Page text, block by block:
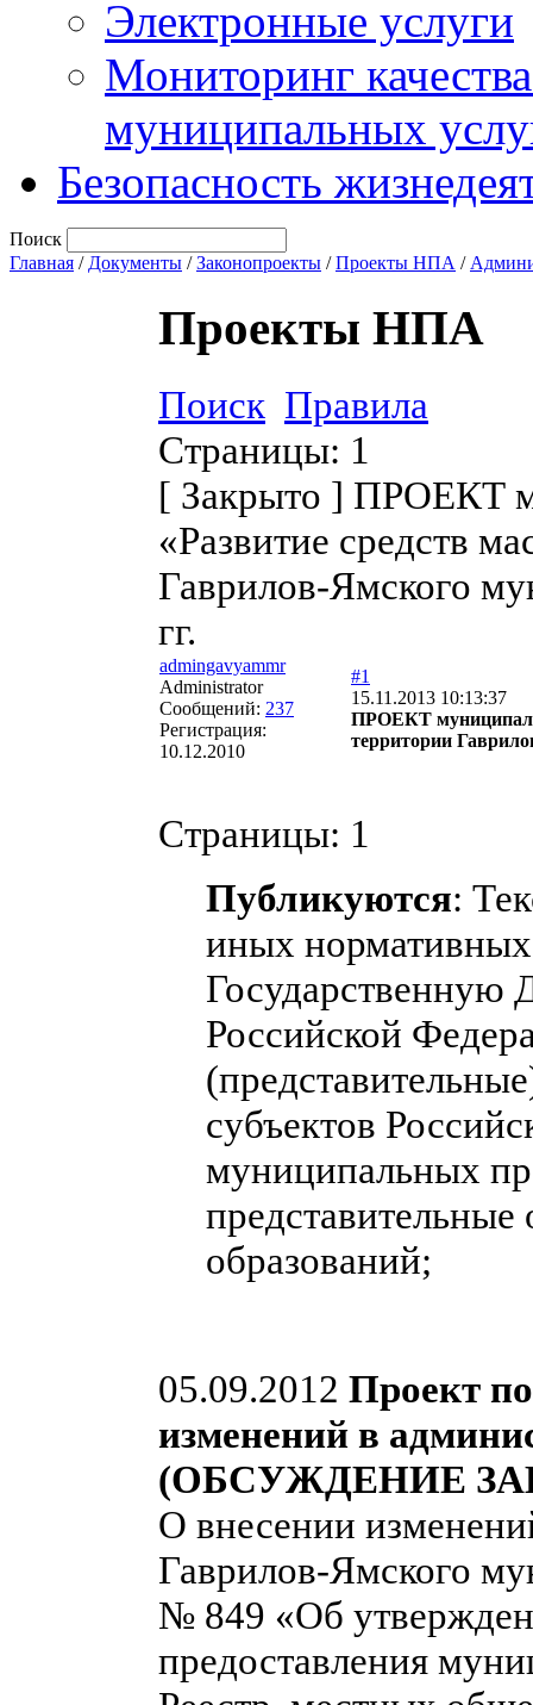
Электронные услуги
Мониторинг
муниципальных
Безопасность
Поиск
Главная / Документы /Законопроекты /Проекты НПА /
Проекты НПА
Поиск Правила
Страницы: 1
[ Закрыто ] ПРОЕКТ
«Развитие средств
Гаврилов-Ямского
гг.
admingavyammr
Administrator
Сообщений: 237
Регистрация:
10.12.2010
#1
15.11.2013 10:13:37
ПРОЕКТ
территории
Страницы: 1
Публикуются:
иных
Государственную
Российской
субъектов
муниципальных
образований;
05.09.2012 Проект
изменений в
(ОБСУЖДЕНИЕ
О внесении
Гаврилов-Ямского
№ 849 «Об
предоставления